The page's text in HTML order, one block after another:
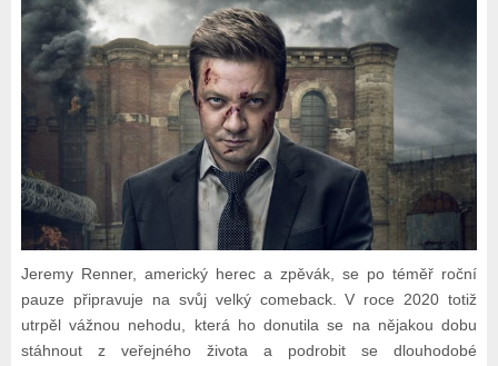
Jeremy Renner, americký herec a zpěvák, se po téměř roční
pauze připravuje na svůj velký comeback. V roce 2020 totiž
utrpěl vážnou nehodu, která ho donutila se na nějakou dobu
stáhnout z veřejného života a podrobit se dlouhodobé